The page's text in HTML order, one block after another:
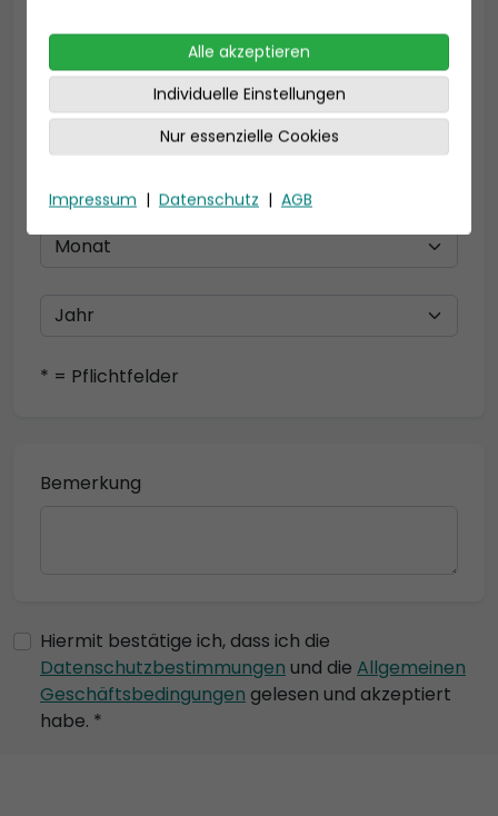
Telefon *
Geburtsdatum
* = Pflichtfelder
Bemerkung
Hiermit bestätige ich, dass ich die
Datenschutzbestimmungen und die Allgemeinen
Geschäftsbedingungen gelesen und akzeptiert
habe. *
Alle akzeptieren
Individuelle Einstellungen
Nur essenzielle Cookies
Impressum | Datenschutz | AGB